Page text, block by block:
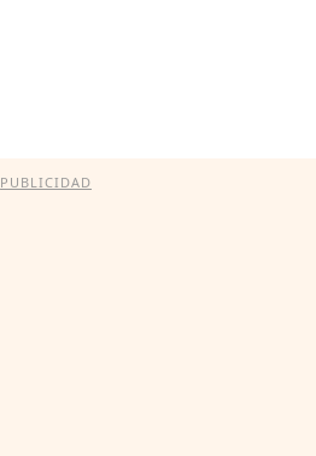
PUBLICIDAD